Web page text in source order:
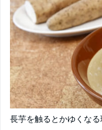
長芋を触るとかゆくな